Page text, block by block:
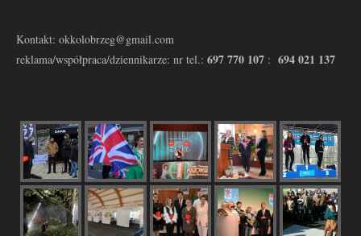
Kontakt: okkolobrzeg@gmail.com
reklama/współpraca/dziennikarze: nr tel.: 697 770 107 : 694 021 137